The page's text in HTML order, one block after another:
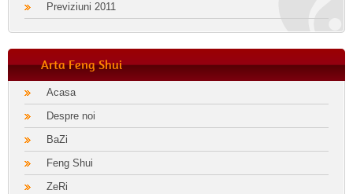
Previziuni 2011
Arta Feng Shui
Acasa
Despre noi
BaZi
Feng Shui
ZeRi